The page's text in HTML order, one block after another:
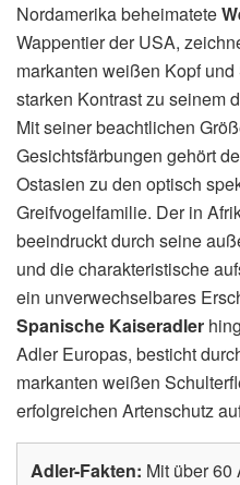
Nordamerika beheimatete
Wappentier der USA,
markanten weißen Kopf
starken Kontrast zu seinem
Mit seiner beachtlichen
Gesichtsfärbungen gehört
Ostasien zu den optisch
Greifvogelfamilie. Der in
beeindruckt durch seine
und die charakteristische
ein unverwechselbares
Spanische Kaiseradler
Adler Europas, besticht
markanten weißen
erfolgreichen Artenschutz
Adler-Fakten: Mit über